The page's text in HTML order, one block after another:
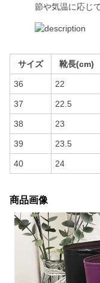
節や気温に応じ
サイズ 靴長(cm)
36 22
37 22.5
38 23
39 23.5
40 24